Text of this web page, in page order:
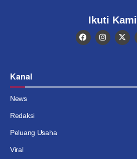
Ikuti Kami
Kanal
News
Redaksi
Peluang Usaha
Viral